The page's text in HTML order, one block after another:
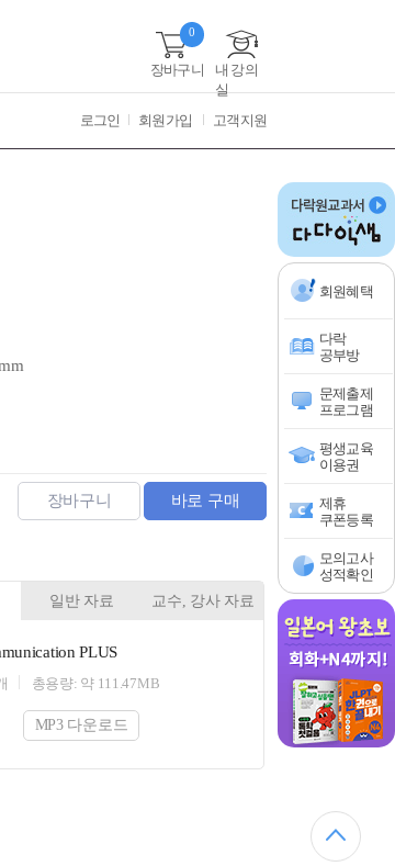
장바구니
0
내 강의
실
로그인 회원가입 고객지원
회원혜택
다락
공부방
문제출제
프로그램
평생교육
이용권
제휴
쿠폰등록
모의고사
성적확인
장바구니 바로 구매
일반 자료 교수, 강사 자료
PLUS
총용량: 약 111.47MB
MP3 다운로드